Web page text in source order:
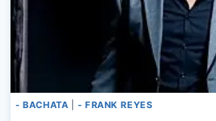
- BACHATA - FRANK REYES